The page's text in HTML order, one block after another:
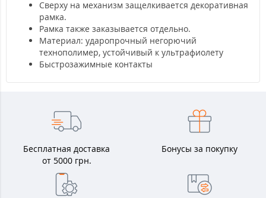
Сверху на механизм защелкивается декоративная
рамка.
Рамка также заказывается отдельно.
Материал: ударопрочный негорючий
технополимер, устойчивый к ультрафиолету
Быстрозажимные контакты
Бесплатная доставка
от 5000 грн.
Бонусы за покупку